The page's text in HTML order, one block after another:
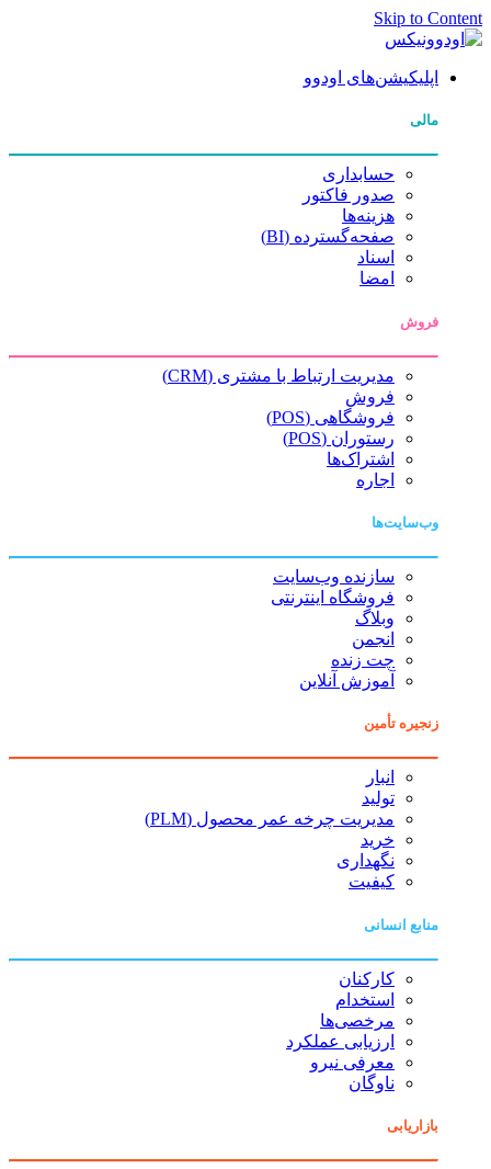
Skip to Content
اپلیکیشن‌های اودوو
مالی
حسابداری
صدور فاکتور
هزینه‌ها
صفحه‌گسترده (BI)
اسناد
امضا
فروش
مدیریت ارتباط با مشتری (CRM)
فروش
فروشگاهی (POS)
رستوران (POS)
اشتراک‌ها
اجاره
وب‌سایت‌ها
سازنده وب‌سایت
فروشگاه اینترنتی
وبلاگ
انجمن
چت زنده
آموزش آنلاین
زنجیره تأمین
انبار
تولید
مدیریت چرخه عمر محصول (PLM)
خرید
نگهداری
کیفیت
منابع انسانی
کارکنان
استخدام
مرخصی‌ها
ارزیابی عملکرد
معرفی نیرو
ناوگان
بازاریابی